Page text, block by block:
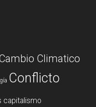
Climatico
Conflicto
capitalismo